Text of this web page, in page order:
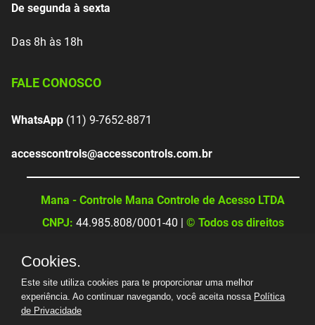
De segunda à sexta
Das 8h às 18h
FALE CONOSCO
WhatsApp (11) 9-7652-8871
accesscontrols@accesscontrols.com.br
Mana - Controle Mana Controle de Acesso LTDA
CNPJ: 44.985.808/0001-40 | © Todos os direitos
Cookies.
Este site utiliza cookies para te proporcionar uma melhor
experiência. Ao continuar navegando, você aceita nossa Política
de Privacidade